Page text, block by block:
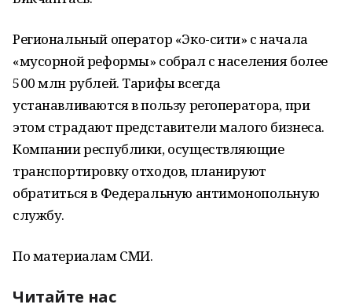
Региональный оператор «Эко-сити» с начала
«мусорной реформы» собрал с населения более
500 млн рублей. Тарифы всегда
устанавливаются в пользу регоператора, при
этом страдают представители малого бизнеса.
Компании республики, осуществляющие
транспортировку отходов, планируют
обратиться в Федеральную антимонопольную
службу.
По материалам СМИ.
Читайте нас